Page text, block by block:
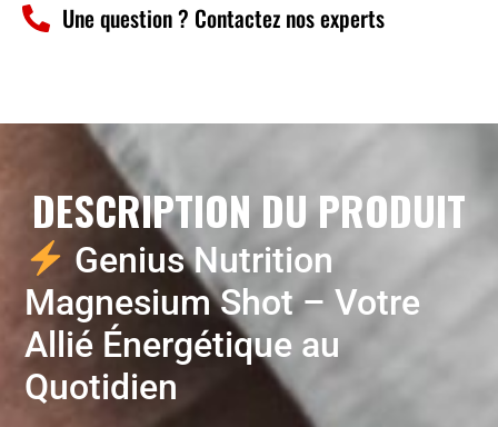
Une question ? Contactez nos experts
DESCRIPTION DU PRODUIT
Genius Nutrition
Magnesium Shot – Votre
Allié Énergétique au
Quotidien